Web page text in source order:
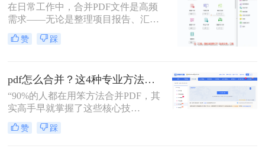
在日常工作中，合并PDF文件是高频
需求——无论是整理项目报告、汇总
客户资料，还是准备学术论文。但许
多人仍在用低效、有风险的方法处理
我今天为你带来一份系统、专业的
PDF合并指南，助你告别效率低下与
安全隐患。
赞 踩
pdf怎么合并？这4种专业方法，让你效率翻倍！
“90%的人都在用笨方法合并PDF，其
实高手早就掌握了这些核心技
巧。”作为一名在电脑办公软件领域
深耕多年的测评博主，每天都会收到
赞 踩